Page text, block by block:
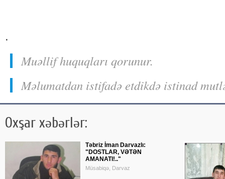
.
Muəllif huquqları qorunur.
Məlumatdan istifadə etdikdə istinad
Oxşar xəbərlər:
Təbriz İman Darvazlı:
"DOSTLAR, VƏTƏN
AMANATI!.."
Müsabiqə, Darvaz